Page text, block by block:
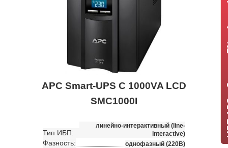
APC Smart-UPS C 1000VA LCD
SMC1000I
Тип ИБП:
линейно-интерактивный (line-
interactive)
Фазность: однофазный (220В)
ИБП